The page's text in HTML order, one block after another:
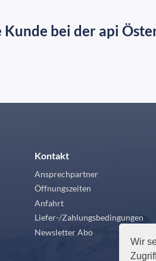
Wir
Kunde bei der api
Kontakt
Ansprechpartner
Öffnungszeiten
Anfahrt
Liefer-/Zahlungsbedingungen
Newsletter Abo